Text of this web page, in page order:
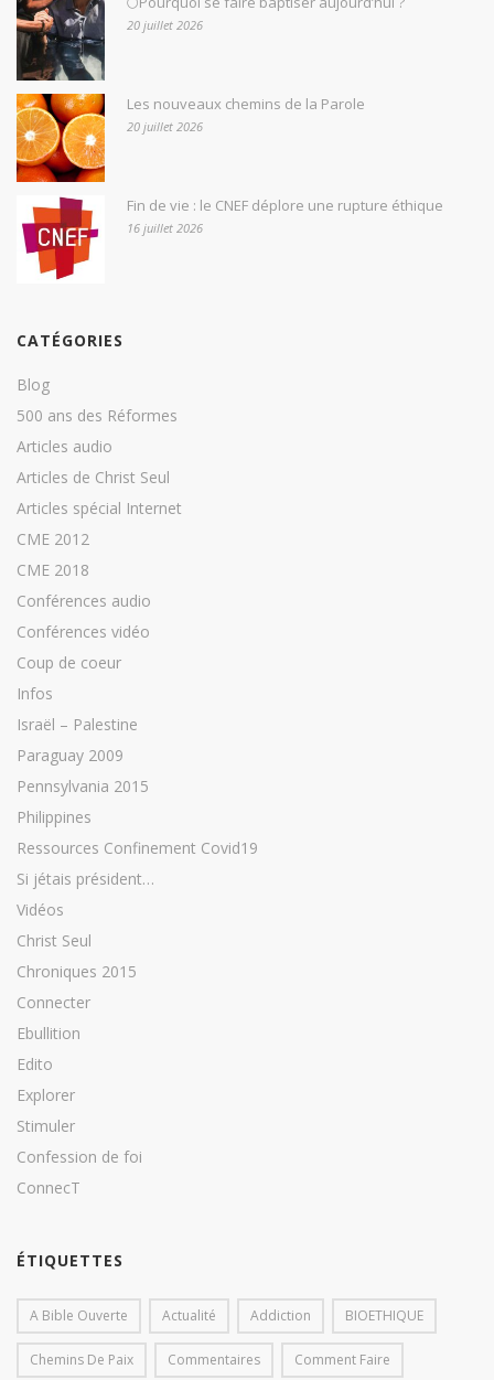
20 juillet 2026
Les nouveaux chemins de la Parole
20 juillet 2026
Fin de vie : le CNEF déplore une rupture éthique
16 juillet 2026
CATÉGORIES
Blog
500 ans des Réformes
Articles audio
Articles de Christ Seul
Articles spécial Internet
CME 2012
CME 2018
Conférences audio
Conférences vidéo
Coup de coeur
Infos
Israël – Palestine
Paraguay 2009
Pennsylvania 2015
Philippines
Ressources Confinement Covid19
Si jétais président…
Vidéos
Christ Seul
Chroniques 2015
Connecter
Ebullition
Edito
Explorer
Stimuler
Confession de foi
ConnecT
ÉTIQUETTES
A Bible Ouverte Actualité Addiction BIOETHIQUE
Chemins De Paix Commentaires Comment Faire